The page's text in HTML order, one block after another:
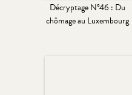
Décryptage N°46 : Du
chômage au Luxembourg